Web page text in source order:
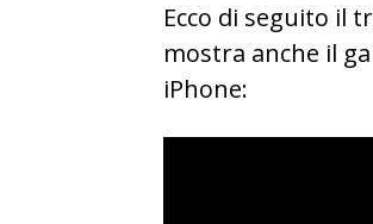
Ecco di seguito il
mostra anche il
iPhone: